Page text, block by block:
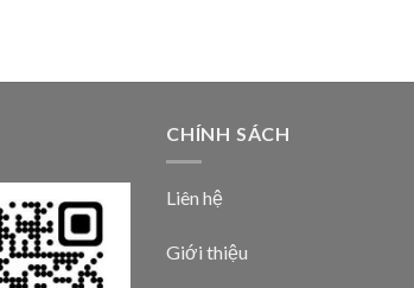
CHÍNH SÁCH
Liên hệ
Giới thiệu